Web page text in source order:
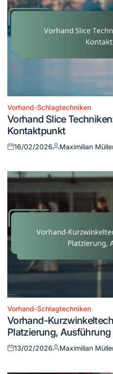
Posted
in
Vorhand-Schlagtechniken
Vorhand Slice
Kontaktpunkt
Posted
16/02/2026
Posted
Maximilian
Posted
in
Vorhand-Schlagtechniken
Vorhand-
Platzierung, Ausführung
Posted
13/02/2026
Posted
Maximilian